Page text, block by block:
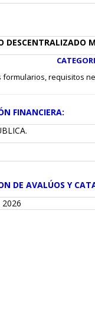
DESCENTRALIZADO
requisitos
FINANCIERA:
.
DE AVALÚOS Y
2026